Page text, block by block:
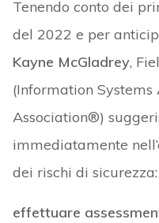
Tenendo conto dei
del 2022 e per
Kayne McGladrey,
(Information
Association®)
immediatamente
dei rischi di sicurezza:
effettuare